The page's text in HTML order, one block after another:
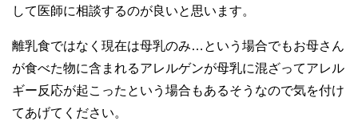
して医師に相談するのが良いと思います。
離乳食ではなく現在は母乳のみ…という場合でもお母さん
が食べた物に含まれるアレルゲンが母乳に混ざってアレル
ギー反応が起こったという場合もあるそうなので気を付け
てあげてください。